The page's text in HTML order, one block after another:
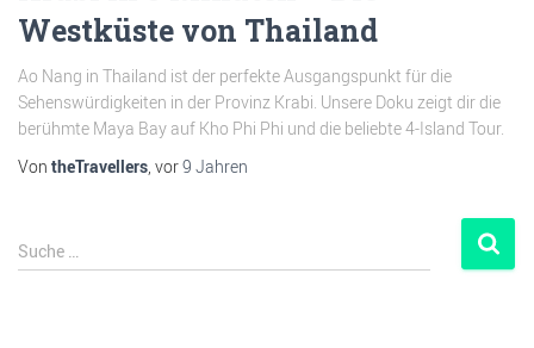
Westküste von Thailand
Ao Nang in Thailand ist der perfekte Ausgangspunkt für die
Sehenswürdigkeiten in der Provinz Krabi. Unsere Doku zeigt dir die
berühmte Maya Bay auf Kho Phi Phi und die beliebte 4-Island Tour.
Von theTravellers , vor9 Jahren
Suche …